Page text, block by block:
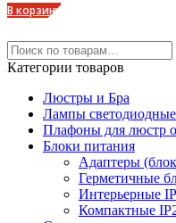
В корзину
Искать:
Категории товаров
Люстры и Бра
Лампы светодиодные
Плафоны для люстр
Блоки питания
Адаптеры
Герметичные
Интерьерные
Компактные